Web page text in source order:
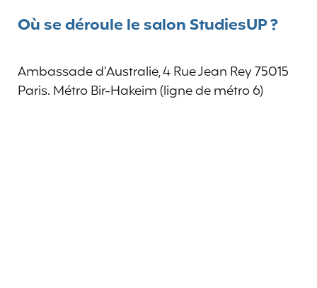
Où se déroule le salon StudiesUP ?
Ambassade d’Australie, 4 Rue Jean Rey 75015
Paris. Métro Bir-Hakeim (ligne de métro 6)